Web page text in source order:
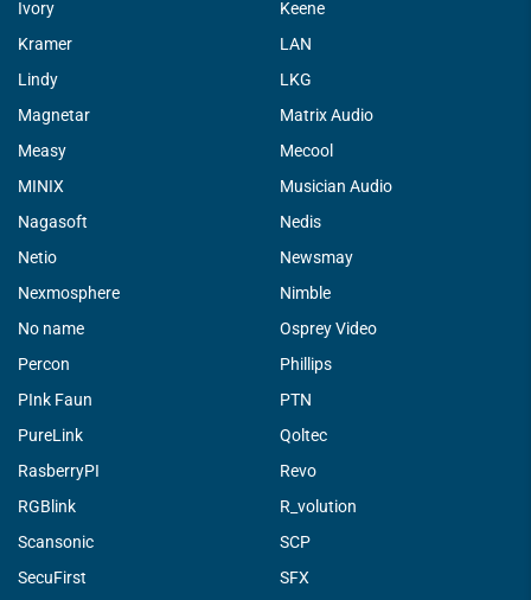
Ivory
Keene
Kramer
LAN
Lindy
LKG
Magnetar
Matrix Audio
Measy
Mecool
MINIX
Musician Audio
Nagasoft
Nedis
Netio
Newsmay
Nexmosphere
Nimble
No name
Osprey Video
Percon
Phillips
PInk Faun
PTN
PureLink
Qoltec
RasberryPI
Revo
RGBlink
R_volution
Scansonic
SCP
SecuFirst
SFX